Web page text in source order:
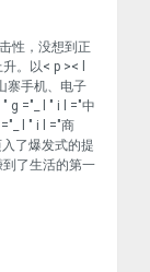
性，没想到正
。以< p >< l
寨手机、电子
g ="_ l " i l ="中
l " i l ="商
了爆发式的提
了生活的第一